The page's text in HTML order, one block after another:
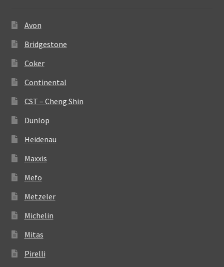
Avon
Bridgestone
Coker
Continental
CST – Cheng Shin
Dunlop
Heidenau
Maxxis
Mefo
Metzeler
Michelin
Mitas
Pirelli